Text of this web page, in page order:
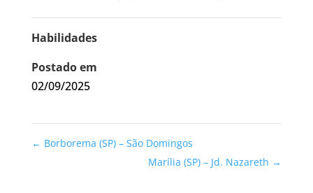
Habilidades
Postado em
02/09/2025
← Borborema (SP) – São Domingos
Marília (SP) – Jd. Nazareth →